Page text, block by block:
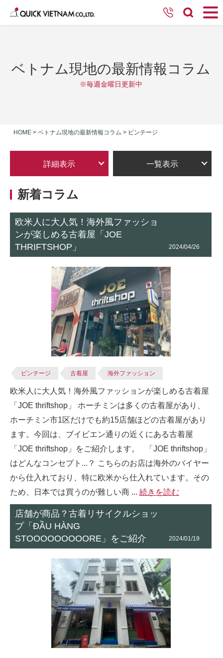
ベトナム現地の最新情報コラム
※毎週金曜日更新中
HOME > ベトナム現地の最新情報コラム > ビンテージ
詳細表示 一覧表示
新着コラム
欧米人に大人気！海外風ファッショ
ンが楽しめる古着屋「JOE
THRIFTSHOP」
2024/04/26
ビンテージ 古着屋 海外ファッション
欧米人に大人気！海外風ファッションが楽しめる古着屋
「JOE thriftshop」 ホーチミンは多くの古着屋があり、
ホーチミン市1区だけでも約15店舗ほどの古着屋があり
ます。今回は、ブイビエン通りの近くにある古着屋
「JOE thriftshop」をご紹介します。 「JOE thriftshop」
はどんなコンセプト...？ こちらのお店は海外のバイヤー
から仕入れており、特に欧米から仕入れています。その
ため、日本では買うのが難しい商 ... 続きを読む
店舗が商品？古着リサイクルショッ
プ「ĐẦU HÀNG
STOOOOOOOOORE」をご紹介
2024/01/19